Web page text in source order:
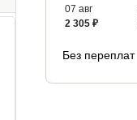
07 авг
2 305 ₽
Без переплат